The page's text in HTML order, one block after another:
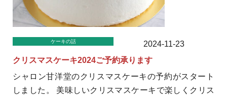
ケーキの話
2024-11-23
クリスマスケーキ2024ご予約承ります
シャロン甘洋堂のクリスマスケーキの予約がスタート
しました。 美味しいクリスマスケーキで楽しくクリス